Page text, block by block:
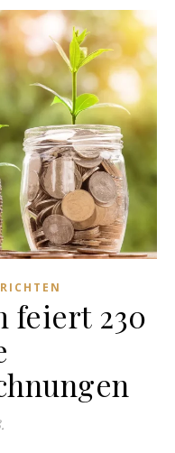
feiert 230